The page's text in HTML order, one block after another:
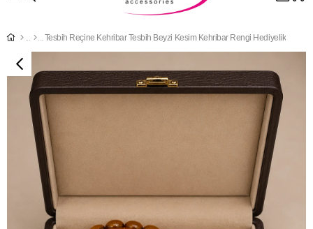
Tesbih Reçine Kehribar Tesbih Beyzi Kesim Kehribar Rengi Hediyelik